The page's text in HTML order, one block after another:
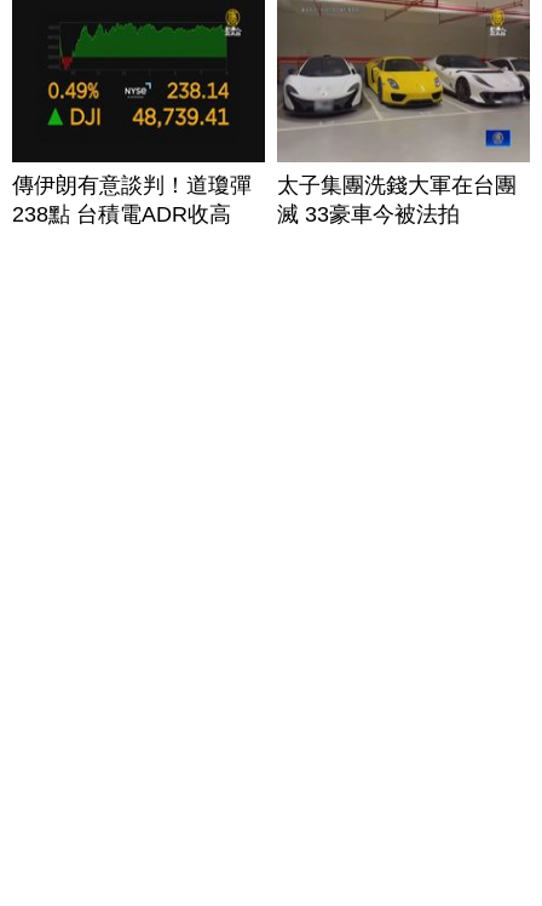
傳伊朗有意談判！道瓊彈
238點 台積電ADR收高
太子集團洗錢大軍在台團
滅 33豪車今被法拍